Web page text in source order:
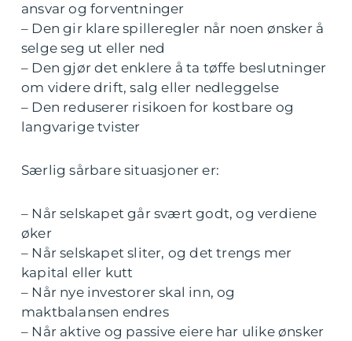
ansvar og forventninger
– Den gir klare spilleregler når noen ønsker å
selge seg ut eller ned
– Den gjør det enklere å ta tøffe beslutninger
om videre drift, salg eller nedleggelse
– Den reduserer risikoen for kostbare og
langvarige tvister
Særlig sårbare situasjoner er:
– Når selskapet går svært godt, og verdiene
øker
– Når selskapet sliter, og det trengs mer
kapital eller kutt
– Når nye investorer skal inn, og
maktbalansen endres
– Når aktive og passive eiere har ulike ønsker